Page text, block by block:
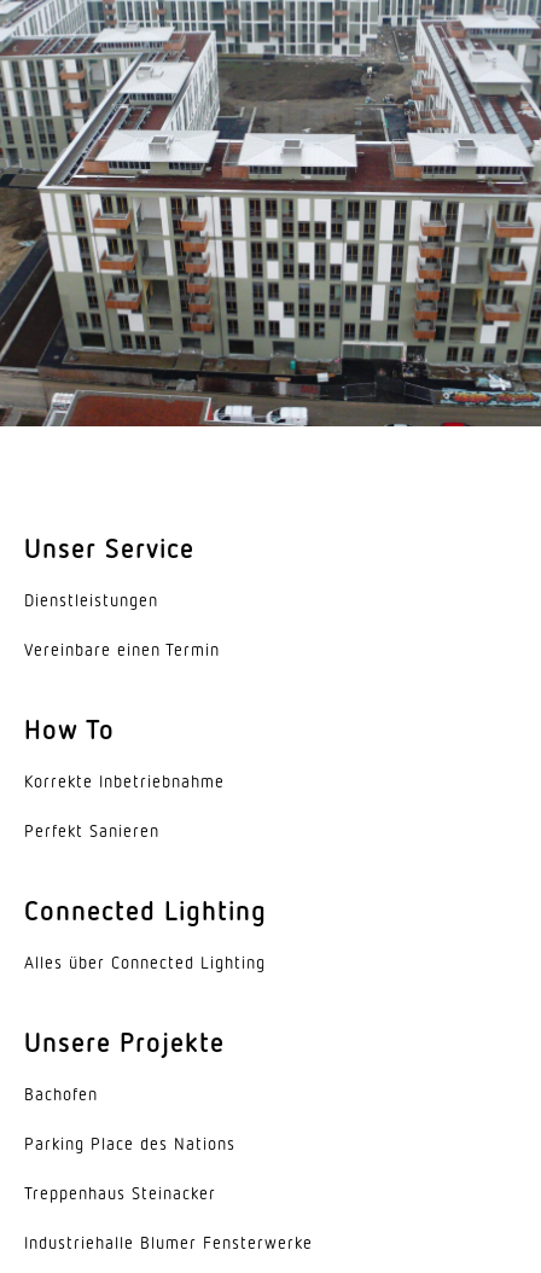
Unser Service
Dienst­leis­tungen
Vereinbare einen Termin
How To
Korrekte Inbe­trieb­nahme
Perfekt Sanieren
Connected Lighting
Alles über Connected Lighting
Unsere Projekte
Bachofen
Parking Place des Nations
Trep­penhaus Steinacker
Indus­trie­halle Blumer Fensterwerke